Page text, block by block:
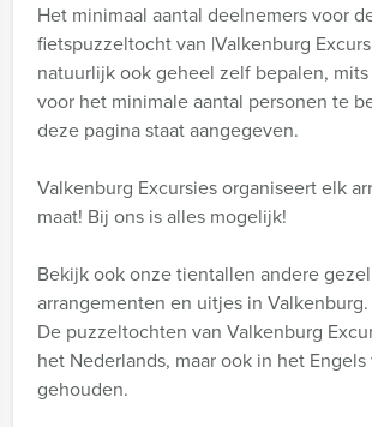
Het minimaal aantal deelnemers voor
fietspuzzeltocht van |Valkenburg
natuurlijk ook geheel zelf bepalen,
voor het minimale aantal personen te
deze pagina staat aangegeven.
Valkenburg Excursies organiseert elk
maat! Bij ons is alles mogelijk!
Bekijk ook onze tientallen andere
arrangementen en uitjes in Valkenburg.
De puzzeltochten van Valkenburg
het Nederlands, maar ook in het
gehouden.